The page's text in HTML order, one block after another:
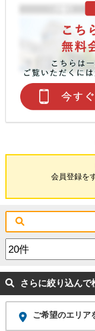
会員登録を
さらに絞り込んで
ご希望のエリア